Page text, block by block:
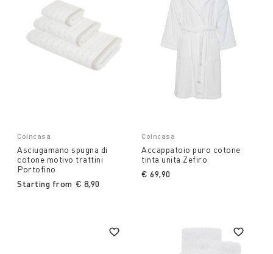
Coincasa
Asciugamano spugna di
cotone motivo trattini
Portofino
Starting from € 8,90
Coincasa
Accappatoio puro cotone
tinta unita Zefiro
€ 69,90